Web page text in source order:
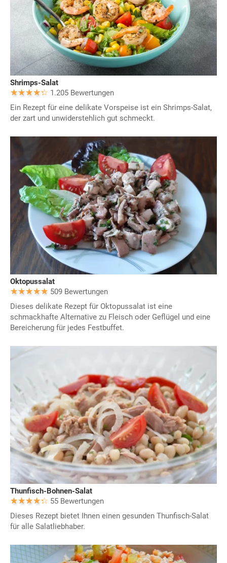
Shrimps-Salat
1.205 Bewertungen
Ein Rezept für eine delikate Vorspeise ist ein Shrimps-Salat,
der zart und unwiderstehlich gut schmeckt.
Oktopussalat
509 Bewertungen
Dieses delikate Rezept für Oktopussalat ist eine
schmackhafte Alternative zu Fleisch oder Geflügel und eine
Bereicherung für jedes Festbuffet.
Thunfisch-Bohnen-Salat
55 Bewertungen
Dieses Rezept bietet Ihnen einen gesunden Thunfisch-Salat
für alle Salatliebhaber.